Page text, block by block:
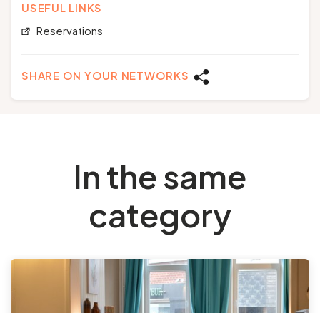
USEFUL LINKS
Reservations
SHARE ON YOUR NETWORKS
In the same
category